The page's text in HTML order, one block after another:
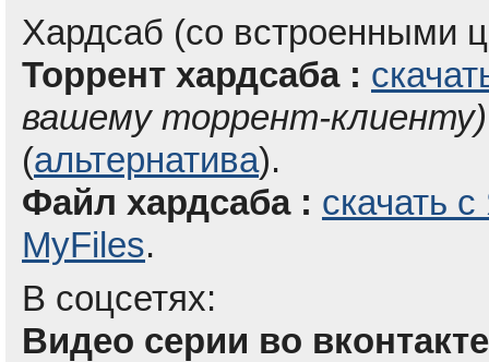
Хардсаб (со встроенными
Торрент хардсаба :
вашему торрент-клиенту)
(альтернатива).
Файл хардсаба : скачать
MyFiles.
В соцсетях:
Видео серии во